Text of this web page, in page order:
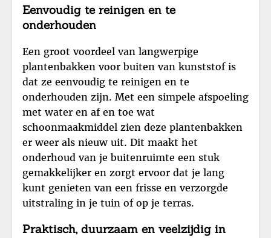
Eenvoudig te reinigen en te
onderhouden
Een groot voordeel van langwerpige
plantenbakken voor buiten van kunststof is
dat ze eenvoudig te reinigen en te
onderhouden zijn. Met een simpele afspoeling
met water en af en toe wat
schoonmaakmiddel zien deze plantenbakken
er weer als nieuw uit. Dit maakt het
onderhoud van je buitenruimte een stuk
gemakkelijker en zorgt ervoor dat je lang
kunt genieten van een frisse en verzorgde
uitstraling in je tuin of op je terras.
Praktisch, duurzaam en veelzijdig in